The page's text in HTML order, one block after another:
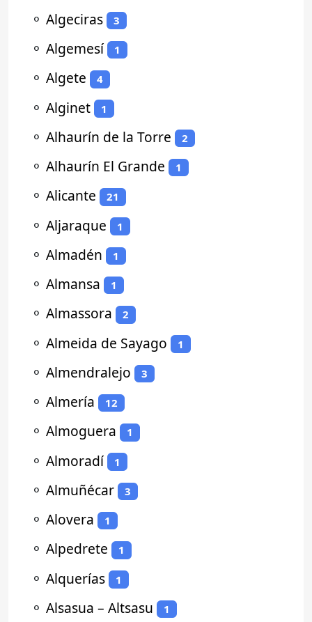
⚬ Algeciras 3
⚬ Algemesí 1
⚬ Algete 4
⚬ Alginet 1
⚬ Alhaurín de la Torre 2
⚬ Alhaurín El Grande 1
⚬ Alicante 21
⚬ Aljaraque 1
⚬ Almadén 1
⚬ Almansa 1
⚬ Almassora 2
⚬ Almeida de Sayago 1
⚬ Almendralejo 3
⚬ Almería 12
⚬ Almoguera 1
⚬ Almoradí 1
⚬ Almuñécar 3
⚬ Alovera 1
⚬ Alpedrete 1
⚬ Alquerías 1
⚬ Alsasua – Altsasu 1